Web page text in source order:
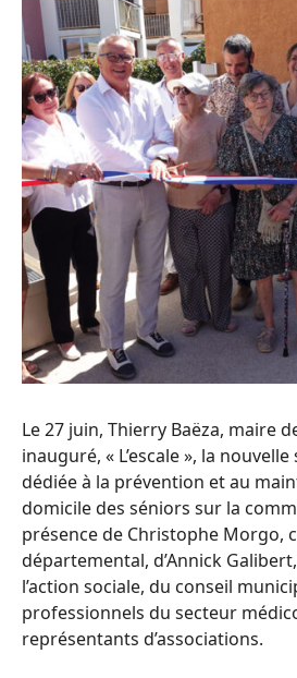
Le 27 juin, Thierry Baëza, maire
inauguré, « L’escale », la
dédiée à la prévention et au
domicile des séniors sur la
présence de Christophe Morgo,
départemental, d’Annick
l’action sociale, du conseil
professionnels du secteur
représentants d’associations.